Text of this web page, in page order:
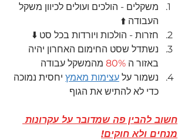
משקלים - הולכים ועולים לכיוון משקל
העבודה ⬆️
חזרות - הולכות ויורדות בכל סט ⬇️
נשתדל שסט החימום האחרון יהיה
באזור ה 80% מהמשקל עבודה
נשמור על עצימות מאמץ יחסית נמוכה
כדי לא להתיש את הגוף
חשוב להבין פה שמדובר על עקרונות
מנחים ולא חוקים!